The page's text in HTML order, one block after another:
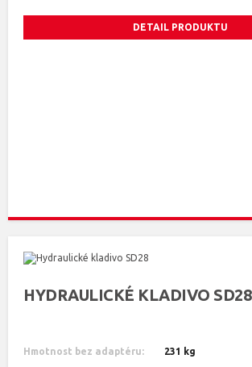
DETAIL PRODUKTU
HYDRAULICKÉ KLADIVO SD28
Hmotnost bez adaptéru: 231 kg